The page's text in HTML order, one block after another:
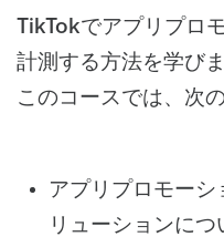
TikTokでアプリプロ
計測する方法を学びま
このコースでは、次
アプリプロモーシ
リューションにつ